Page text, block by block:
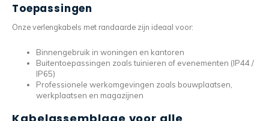
Toepassingen
Onze verlengkabels met randaarde zijn ideaal voor:
Binnengebruik in woningen en kantoren
Buitentoepassingen zoals tuinieren of evenementen (IP44 /
IP65)
Professionele werkomgevingen zoals bouwplaatsen,
werkplaatsen en magazijnen
Kabelassemblage voor alle